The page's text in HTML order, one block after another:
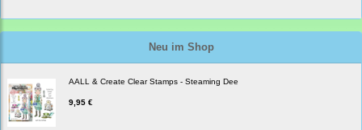
Neu im Shop
AALL & Create Clear Stamps - Steaming Dee
9,95 €